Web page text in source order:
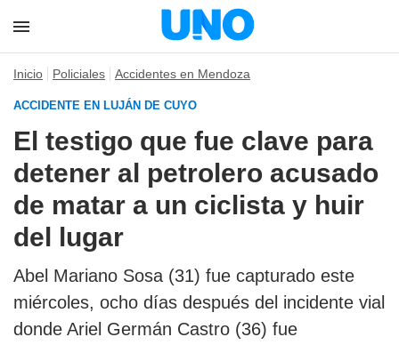
Inicio Policiales Accidentes en Mendoza
ACCIDENTE EN LUJÁN DE CUYO
El testigo que fue clave para
detener al petrolero acusado
de matar a un ciclista y huir
del lugar
Abel Mariano Sosa (31) fue capturado este
miércoles, ocho días después del incidente vial
donde Ariel Germán Castro (36) fue